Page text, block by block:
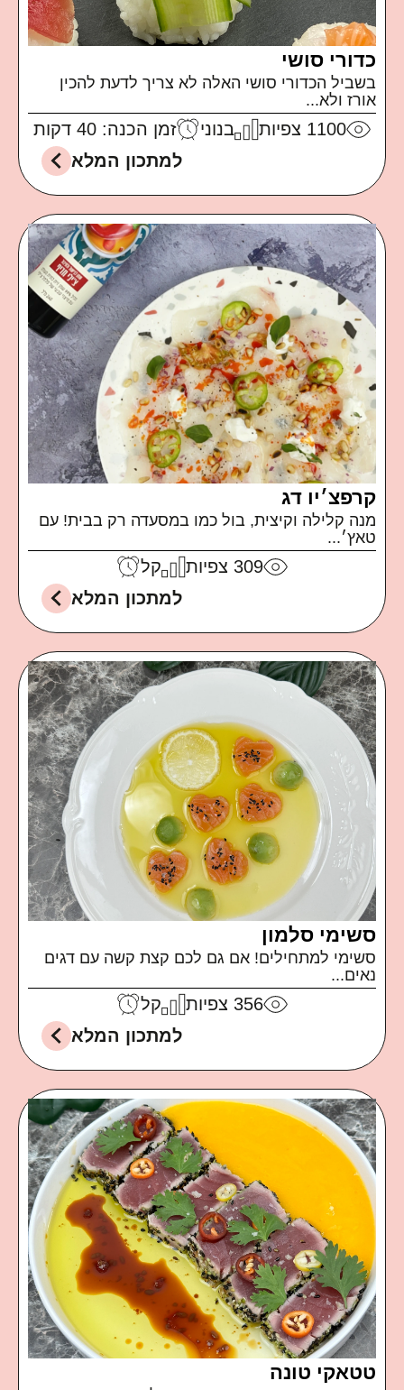
כדורי סושי
בשביל הכדורי סושי האלה לא צריך לדעת להכין
אורז ולא...
1100 צפיות בנוני
זמן הכנה: 40 דקות
למתכון המלא
קרפצ׳יו דג
מנה קלילה וקיצית, בול כמו במסעדה רק בבית! עם
טאץ׳...
309 צפיות
קל
למתכון המלא
סשימי סלמון
סשימי למתחילים! אם גם לכם קצת קשה עם דגים
נאים...
356 צפיות
קל
למתכון המלא
טטאקי טונה